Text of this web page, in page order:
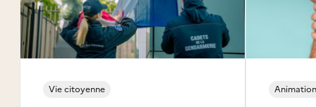
Vie citoyenne